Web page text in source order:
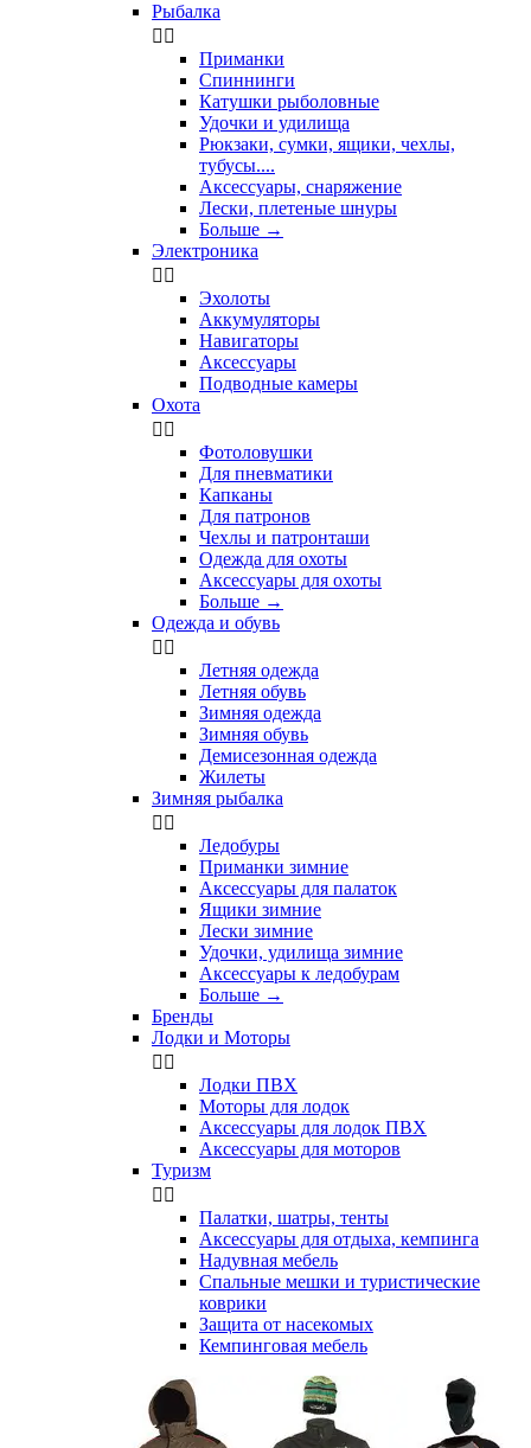
Рыбалка
 
Приманки
Спиннинги
Катушки рыболовные
Удочки и удилища
Рюкзаки, сумки, ящики, чехлы,
тубусы....
Аксессуары, снаряжение
Лески, плетеные шнуры
Больше →
Электроника
 
Эхолоты
Аккумуляторы
Навигаторы
Аксессуары
Подводные камеры
Охота
 
Фотоловушки
Для пневматики
Капканы
Для патронов
Чехлы и патронташи
Одежда для охоты
Аксессуары для охоты
Больше →
Одежда и обувь
 
Летняя одежда
Летняя обувь
Зимняя одежда
Зимняя обувь
Демисезонная одежда
Жилеты
Зимняя рыбалка
 
Ледобуры
Приманки зимние
Аксессуары для палаток
Ящики зимние
Лески зимние
Удочки, удилища зимние
Аксессуары к ледобурам
Больше →
Бренды
Лодки и Моторы
 
Лодки ПВХ
Моторы для лодок
Аксессуары для лодок ПВХ
Аксессуары для моторов
Туризм
 
Палатки, шатры, тенты
Аксессуары для отдыха, кемпинга
Надувная мебель
Спальные мешки и туристические
коврики
Защита от насекомых
Кемпинговая мебель